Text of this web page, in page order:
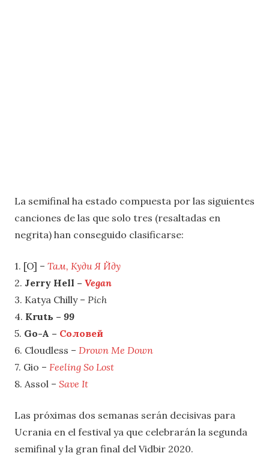
La semifinal ha estado compuesta por las siguientes
canciones de las que solo tres (resaltadas en
negrita) han conseguido clasificarse:
1. [O] – Там, Куди Я Йду
2. Jerry Hell – Vegan
3. Katya Chilly – Pich
4. Krutь – 99
5. Go-A – Соловей
6. Cloudless – Drown Me Down
7. Gio – Feeling So Lost
8. Assol – Save It
Las próximas dos semanas serán decisivas para
Ucrania en el festival ya que celebrarán la segunda
semifinal y la gran final del Vidbir 2020.